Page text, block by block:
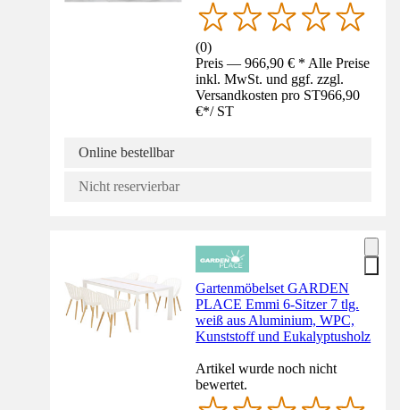
(0)
Preis — 966,90 € * Alle Preise
inkl. MwSt. und ggf. zzgl.
Versandkosten pro ST966,90
€*/ ST
Online bestellbar
Nicht reservierbar
Gartenmöbelset GARDEN
PLACE Emmi 6-Sitzer 7 tlg.
weiß aus Aluminium, WPC,
Kunststoff und Eukalyptusholz
Artikel wurde noch nicht
bewertet.